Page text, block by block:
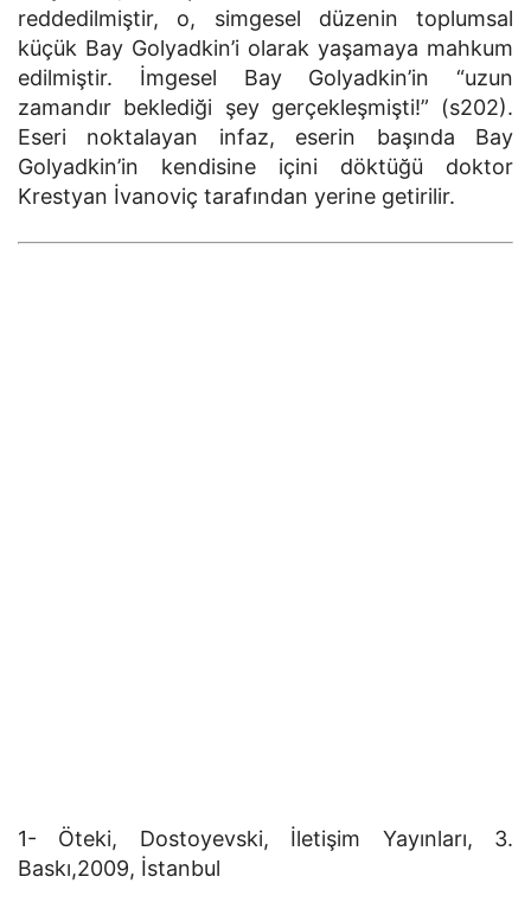
reddedilmiştir, o, simgesel düzenin toplumsal
küçük Bay Golyadkin’i olarak yaşamaya mahkum
edilmiştir. İmgesel Bay Golyadkin’in “uzun
zamandır beklediği şey gerçekleşmişti!” (s202).
Eseri noktalayan infaz, eserin başında Bay
Golyadkin’in kendisine içini döktüğü doktor
Krestyan İvanoviç tarafından yerine getirilir.
1- Öteki, Dostoyevski, İletişim Yayınları, 3.
Baskı,2009, İstanbul